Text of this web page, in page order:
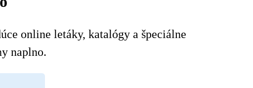
online letáky, katalógy a špeciálne
naplno.